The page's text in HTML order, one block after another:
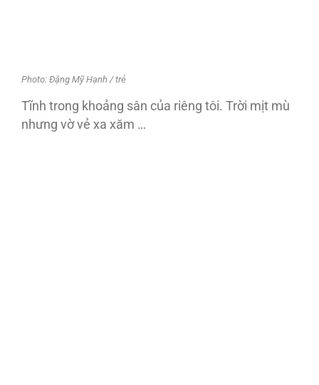
Photo: Đặng Mỹ Hạnh / trẻ
Tĩnh trong khoảng sân của riêng tôi. Trời mịt mù
nhưng vờ vẻ xa xăm …